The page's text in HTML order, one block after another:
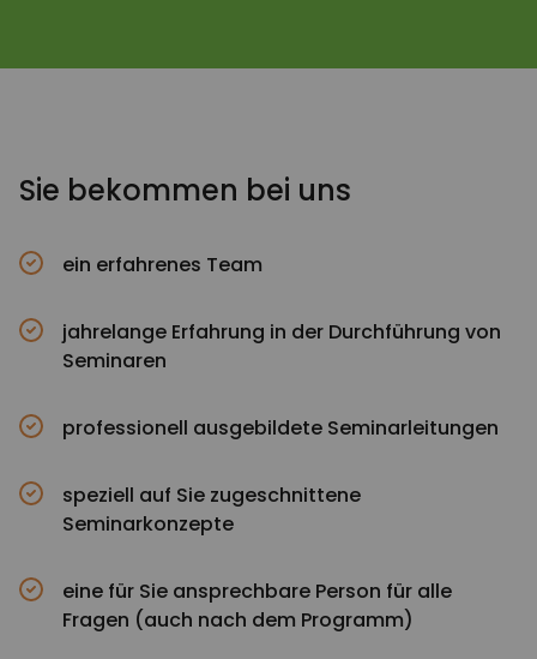
Sie bekommen bei uns
ein erfahrenes Team
jahrelange Erfahrung in der Durchführung von
Seminaren
professionell ausgebildete Seminarleitungen
speziell auf Sie zugeschnittene
Seminarkonzepte
eine für Sie ansprechbare Person für alle
Fragen (auch nach dem Programm)